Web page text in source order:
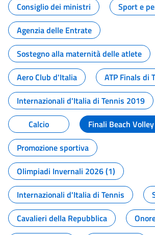
Consiglio dei ministri
Sport e
Agenzia delle Entrate
Sostegno alla maternità delle atlete
Aero Club d'Italia
ATP Finals di
Internazionali d'Italia di Tennis 2019
Calcio
Finali Beach
Promozione sportiva
Olimpiadi Invernali 2026 (1)
Internazionali d'Italia di Tennis
Cavalieri della Repubblica